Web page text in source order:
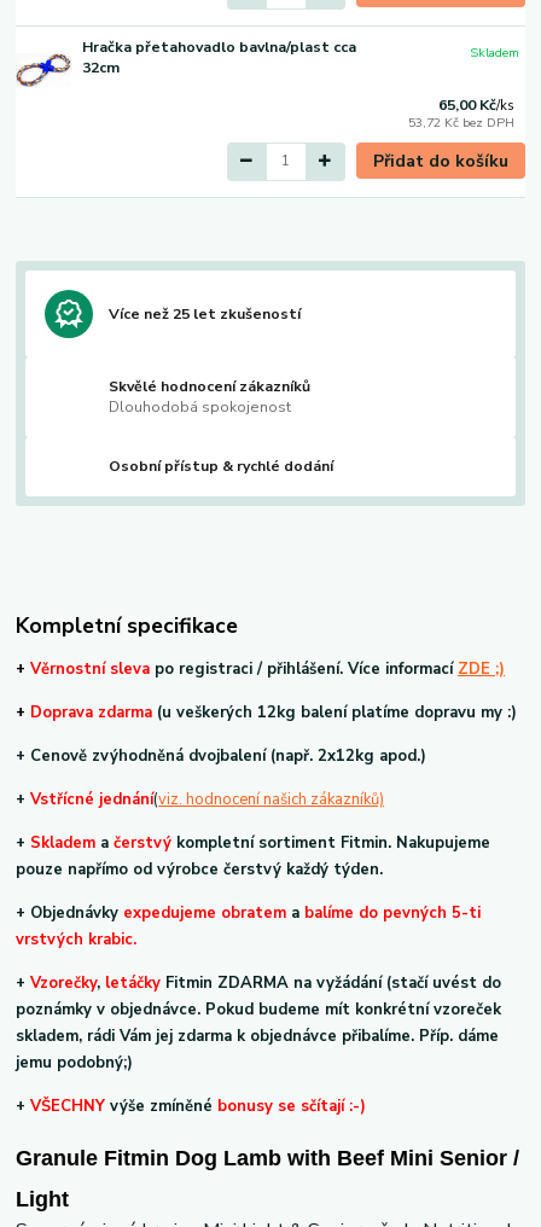
Hračka přetahovadlo bavlna/plast cca
32cm
65,00 Kč/ks
53,72 Kč bez DPH
Skladem
Přidat do košíku
Více než 25 let zkušeností
Skvělé hodnocení zákazníků
Dlouhodobá spokojenost
Osobní přístup & rychlé dodání
Kompletní specifikace
+ Věrnostní sleva po registraci / přihlášení. Více informací ZDE ;)
+ Doprava zdarma (u veškerých 12kg balení platíme dopravu my :)
+ Cenově zvýhodněná dvojbalení (např. 2x12kg apod.)
+Vstřícné jednání(viz. hodnocení našich zákazníků)
+ Skladem ačerstvý kompletní sortiment Fitmin. Nakupujeme
pouze napřímo od výrobce čerstvý každý týden.
+ Objednávky expedujeme obratem a balíme do pevných 5-ti
vrstvých krabic.
+Vzorečky, letáčky Fitmin ZDARMA na vyžádání (stačí uvést do
poznámky v objednávce. Pokud budeme mít konkrétní vzoreček
skladem, rádi Vám jej zdarma k objednávce přibalíme. Příp. dáme
jemu podobný;)
+VŠECHNYvýše zmíněné bonusy se sčítají :-)
Granule Fitmin Dog Lamb with Beef Mini Senior /
Light